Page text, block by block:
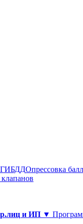
ГИБДДОпрессовка
и ИП ▼